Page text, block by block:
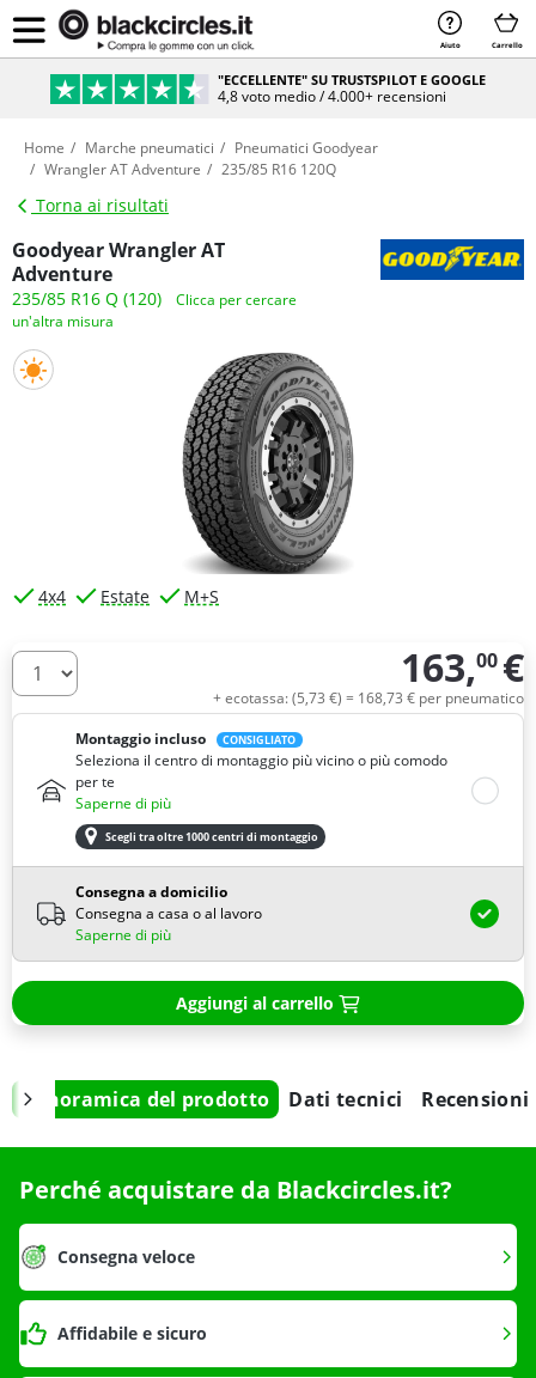
Aiuto Carrello
"ECCELLENTE" SU TRUSTSPILOT E GOOGLE
4,8 voto medio / 4.000+ recensioni
Home Marche pneumatici
Pneumatici Goodyear
Wrangler AT Adventure
235/85 R16 120Q
Torna ai risultati
Goodyear Wrangler AT
Adventure
235/85 R16 Q (120)
Clicca per cercare
un'altra misura
4x4 Estate M+S
Quantità 163,00 €
+ ecotassa: (5,73 €) = 168,73 € per pneumatico
Montaggio incluso
CONSIGLIATO
Seleziona il centro di montaggio più vicino o più comodo
per te
Saperne di più
Scegli tra oltre 1000 centri di montaggio
Consegna a domicilio
Consegna a casa o al lavoro
Saperne di più
Aggiungi al carrello
Panoramica del prodotto Dati tecnici Recensioni
Perché acquistare da Blackcircles.it?
Consegna veloce
Affidabile e sicuro